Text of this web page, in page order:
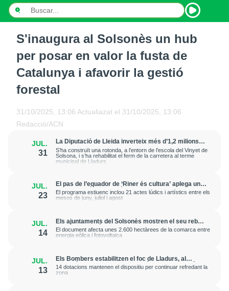
NOTÍCIES
PROGRAMES
CONTACTE
S'inaugura al Solsonès un hub
per posar en valor la fusta de
Catalunya i afavorir la gestió
forestal
31/10/2025, 13:06 Actualiazat el 31/10/2025, 13:06
Redacció/ACN
JUL.
31
La Diputació de Lleida inverteix més d’1,2 milions
d’euros en la millora de la LV-4241 a Solsona i
Lladurs
S’ha construït una rotonda, a l’entorn de l’escola del Vinyet de
Solsona, i s’ha rehabilitat el ferm de la carretera al terme
municipal de Lladurs
JUL.
23
El pas de l’equador de ‘Riner és cultura’ aplega una
bona assistència de públic del municipi i altres
contrades
El programa estiuenc inclou 21 actes lúdics i artístics entre els
mesos de juny, juliol i agost
JUL.
14
Els ajuntaments del Solsonès mostren el seu rebuig
a la implantació del PLATER
El document afecta unes 2.600 hectàrees de la comarca entre
energia eòlica i fotovoltaica
JUL.
13
Els Bombers estabilitzen el foc de Lladurs, al
Solsonès, que ha afectat 2 hectàrees de superfície
vegetal
14 dotacions mantenen el dispositiu per continuar refredant la
zona